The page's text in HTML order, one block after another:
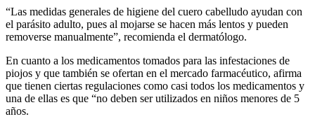
“Las medidas generales de higiene del cuero cabelludo ayudan con
el parásito adulto, pues al mojarse se hacen más lentos y pueden
removerse manualmente”, recomienda el dermatólogo.
En cuanto a los medicamentos tomados para las infestaciones de
piojos y que también se ofertan en el mercado farmacéutico, afirma
que tienen ciertas regulaciones como casi todos los medicamentos y
una de ellas es que “no deben ser utilizados en niños menores de 5
años.